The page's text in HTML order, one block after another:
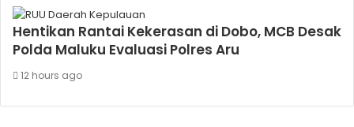
Hentikan Rantai Kekerasan di Dobo, MCB Desak
Polda Maluku Evaluasi Polres Aru
12 hours ago